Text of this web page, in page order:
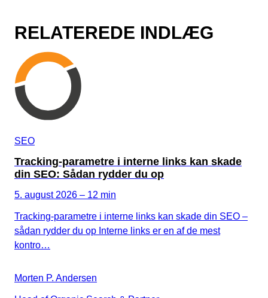
RELATEREDE INDLÆG
SEO
Tracking-parametre i interne links kan skade
din SEO: Sådan rydder du op
5. august 2026 – 12 min
Tracking-parametre i interne links kan skade din SEO –
sådan rydder du op Interne links er en af de mest
kontro…
Morten P. Andersen